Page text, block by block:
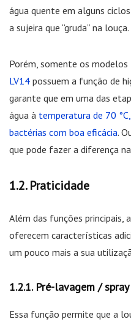
água quente em alguns
a sujeira que “gruda” na louça.
Porém, somente os
LV14 possuem a função de
garante que em uma das
água à temperatura de 70
bactérias com boa eficácia.
que pode fazer a diferença
Praticidade
Além das funções principais,
oferecem características
um pouco mais a sua
Pré-lavagem / spray
Essa função permite que a